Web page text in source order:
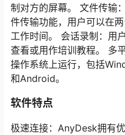
制对方的屏幕。 文件传输
件传输功能，用户可以在
工作时间。 会话录制：用
查看或用作培训教程。 多
操作系统上运行，包括
和Android。
软件特点
极速连接：AnyDesk拥有